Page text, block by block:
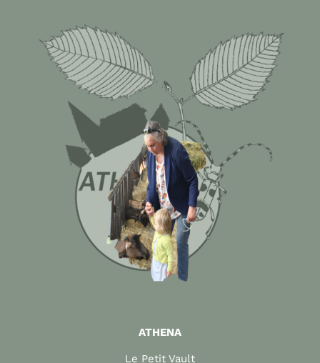
ATHENA
Le Petit Vault